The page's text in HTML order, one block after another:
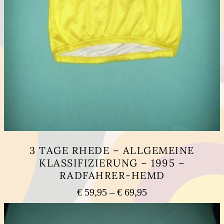
3 TAGE RHEDE – ALLGEMEINE
KLASSIFIZIERUNG – 1995 –
RADFAHRER-HEMD
€59,95 –€ 69,95Preisspanne:
€ 59,95